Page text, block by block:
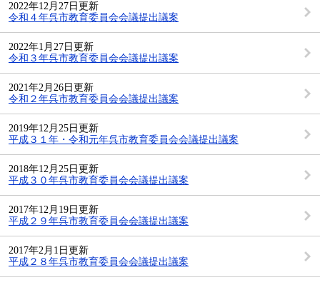
2022年12月27日更新
令和４年呉市教育委員会会議提出議案
2022年1月27日更新
令和３年呉市教育委員会会議提出議案
2021年2月26日更新
令和２年呉市教育委員会会議提出議案
2019年12月25日更新
平成３１年・令和元年呉市教育委員会会議提出議案
2018年12月25日更新
平成３０年呉市教育委員会会議提出議案
2017年12月19日更新
平成２９年呉市教育委員会会議提出議案
2017年2月1日更新
平成２８年呉市教育委員会会議提出議案